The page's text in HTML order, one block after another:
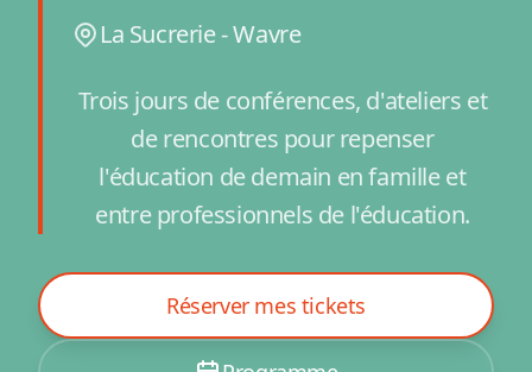
La Sucrerie - Wavre
Trois jours de conférences, d'ateliers et
de rencontres pour repenser
l'éducation de demain en famille et
entre professionnels de l'éducation.
Réserver mes tickets